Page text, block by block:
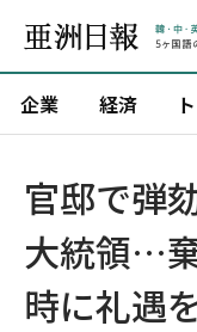
企業 経済
官邸で弾
大統領…
時に礼遇